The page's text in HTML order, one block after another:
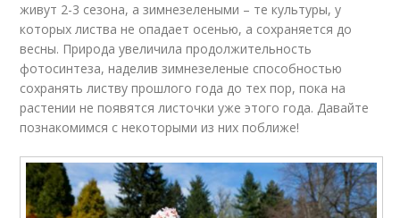
живут 2-3 сезона, а зимнезелеными – те культуры, у
которых листва не опадает осенью, а сохраняется до
весны. Природа увеличила продолжительность
фотосинтеза, наделив зимнезеленые способностью
сохранять листву прошлого года до тех пор, пока на
растении не появятся листочки уже этого года. Давайте
познакомимся с некоторыми из них поближе!